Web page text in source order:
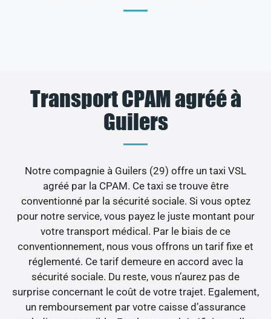
Transport CPAM agréé à
Guilers
Notre compagnie à Guilers (29) offre un taxi VSL
agréé par la CPAM. Ce taxi se trouve être
conventionné par la sécurité sociale. Si vous optez
pour notre service, vous payez le juste montant pour
votre transport médical. Par le biais de ce
conventionnement, nous vous offrons un tarif fixe et
réglementé. Ce tarif demeure en accord avec la
sécurité sociale. Du reste, vous n’aurez pas de
surprise concernant le coût de votre trajet. Egalement,
un remboursement par votre caisse d’assurance